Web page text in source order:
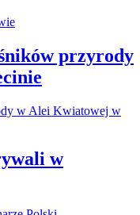
przyrody
w